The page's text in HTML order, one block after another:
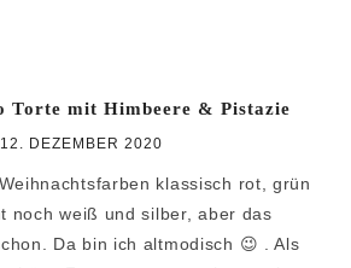
Torte mit Himbeere & Pistazie
12. DEZEMBER 2020
klassisch rot, grün
noch weiß und silber, aber das
Da bin ich altmodisch 😉 . Als